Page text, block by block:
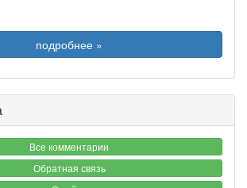
подробнее »
Все комментарии
Обратная связь